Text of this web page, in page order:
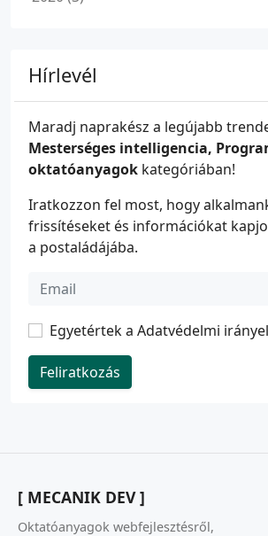
Hírlevél
Maradj naprakész a legújabb
Mesterséges intelligencia,
oktatóanyagok kategóriában!
Iratkozzon fel most, hogy
frissítéseket és információkat
a postaládájába.
Egyetértek a Adatvédelmi
Feliratkozás
[ MECANIK DEV ]
Oktatóanyagok webfejlesztésről,